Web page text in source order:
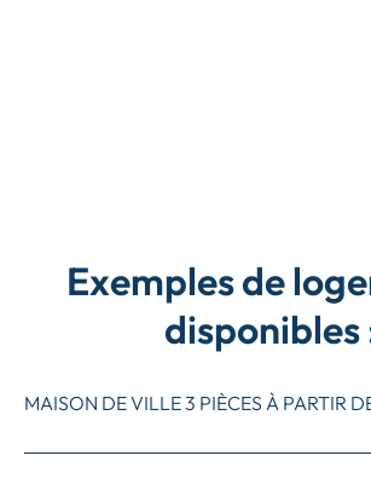
Exemples de
disponibles
MAISON DE VILLE 3 PIÈCES À PARTIR